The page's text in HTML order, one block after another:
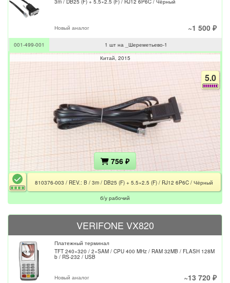
3m / DB25 (F) + 5.5×2.5 (F) / RJ12 6P6C / Чёрный
Новый аналог ~1 500 ₽
001-499-001
1 шт на _Шереметьево-1
Китай 2015
5.0
756 ₽
810376-003 / REV.: B / 3m / DB25 (F) + 5.5×2.5 (F) / RJ12 6P6C / Чёрный
б/у рабочий
VERIFONE VX820
Платежный терминал
TFT 240×320 / 2×SAM / CPU 400 MHz / RAM 32MB / FLASH 128M
b / RS-232 / USB
Новый аналог ~13 720 ₽